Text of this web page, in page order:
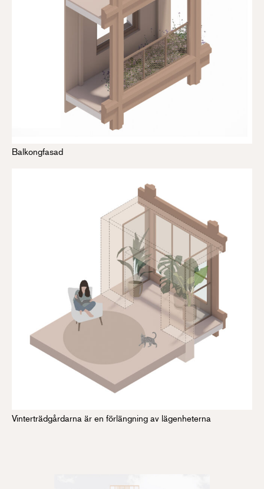
Balkongfasad
Vinterträdgårdarna är en förlängning av lägenheterna